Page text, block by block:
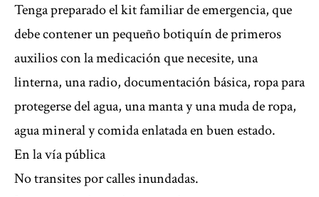
Tenga preparado el kit familiar de emergencia, que
debe contener un pequeño botiquín de primeros
auxilios con la medicación que necesite, una
linterna, una radio, documentación básica, ropa para
protegerse del agua, una manta y una muda de ropa,
agua mineral y comida enlatada en buen estado.
En la vía pública
No transites por calles inundadas.